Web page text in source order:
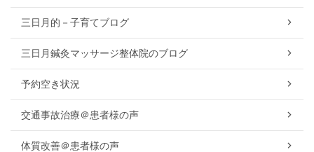
三日月的－子育てブログ
三日月鍼灸マッサージ整体院のブログ
予約空き状況
交通事故治療＠患者様の声
体質改善＠患者様の声